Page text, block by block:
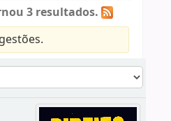
3 resultados.